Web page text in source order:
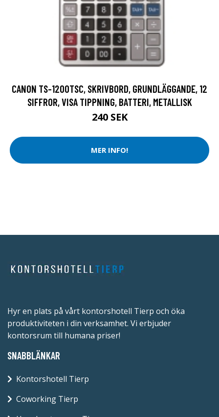
CANON TS-1200TSC, SKRIVBORD, GRUNDLÄGGANDE, 12
SIFFROR, VISA TIPPNING, BATTERI, METALLISK
240 SEK
MER INFO!
Hyr en plats på vårt kontorshotell Tierp och öka
produktiviteten i din verksamhet. Vi erbjuder
kontorsrum till humana priser!
SNABBLÄNKAR
Kontorshotell Tierp
Coworking Tierp